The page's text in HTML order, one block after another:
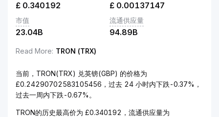
£ 0.340192 £ 0.00137147
市值
23.04B
流通供应量
94.89B
Read More: TRON (TRX)
当前，TRON(TRX) 兑英镑(GBP) 的价格为
£0.24290702583105456，过去 24 小时内下跌-0.37%，
过去一周内下跌-0.67%。
TRON的历史最高价为 £0.340192，流通供应量为